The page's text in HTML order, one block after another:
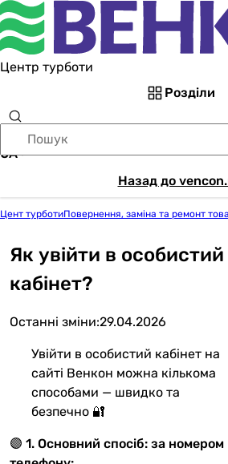
Центр турботи
Розділи
UA
Назад до
Цент турботиПовернення, заміна та ремонт
Як увійти в особистий
кабінет?
Останні зміни:29.04.2026
Увійти в особистий кабінет на
сайті Венкон можна кількома
способами — швидко та
безпечно 🔐
🟣 1. Основний спосіб: за номером